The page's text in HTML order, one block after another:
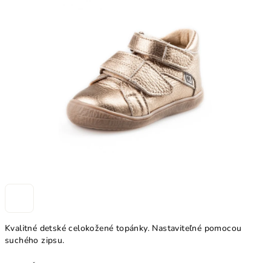
Kvalitné detské celokožené topánky. Nastaviteľné pomocou
suchého zipsu.